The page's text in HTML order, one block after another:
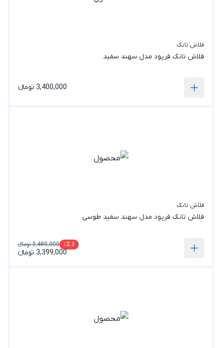
فلاش تانک
فلاش تانک فرپود مدل سهند‌ سفید
3,400,000 تومانء
فلاش تانک
فلاش تانک فرپود مدل سهند سفید طوسی
٪2.3 3,480,000 تومانء
3,399,000 تومانء